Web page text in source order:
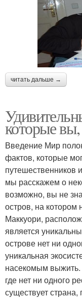
читать дальше →
которые вы,
Введение Мир
фактов, которые
путешественников
мы расскажем о
возможно, вы не
остров, на котором
Маккуори,
является
острове нет ни
уникальная
насекомым
где нет ни одного
существует страна,